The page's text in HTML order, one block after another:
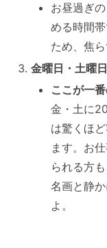
お昼過ぎ
める時間
ため、焦
金曜日・土曜
ここが一
金・土に
は驚くほ
ます。お
られる方
名画と静
よ。